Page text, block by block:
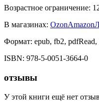
Возрастное ограничение:
В магазинах: OzonAmazon
Формат: epub, fb2, pdfRead,
ISBN: 978-5-0051-3664-0
отзывы
У этой книги ещё нет